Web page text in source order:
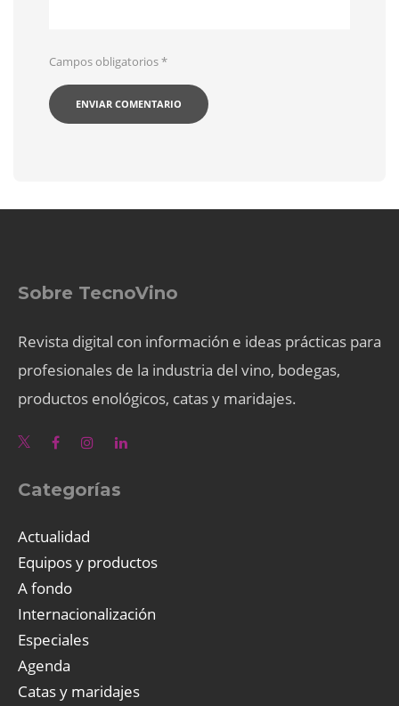
Campos obligatorios*
Sobre TecnoVino
Revista digital con información e ideas prácticas para
profesionales de la industria del vino, bodegas,
productos enológicos, catas y maridajes.
Categorías
Actualidad
Equipos y productos
A fondo
Internacionalización
Especiales
Agenda
Catas y maridajes